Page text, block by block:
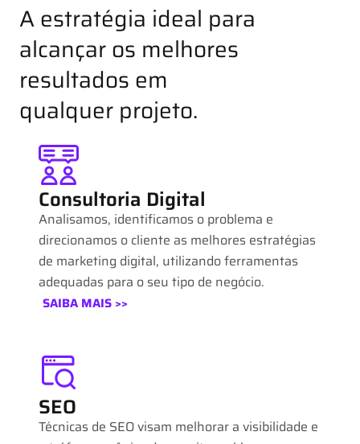
A estratégia ideal para
alcançar os melhores
resultados em
qualquer projeto.
Consultoria Digital
Analisamos, identificamos o problema e
direcionamos o cliente as melhores estratégias
de marketing digital, utilizando ferramentas
adequadas para o seu tipo de negócio.
SAIBA MAIS >>
SEO
Técnicas de SEO visam melhorar a visibilidade e